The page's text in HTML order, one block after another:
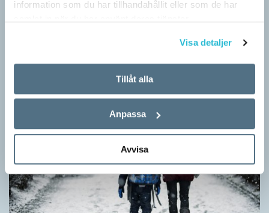
information som du har tillhandahållit eller som de har
Visa detaljer
Tillåt alla
Anpassa
Avvisa
bort 3 nummer av Språktidningen för bara 99 kronor! Du kan